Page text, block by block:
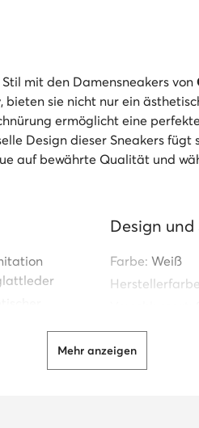
mit den Damensneakers von
, bieten sie nicht nur ein
ermöglicht eine perfekte
Design dieser Sneakers fügt
auf bewährte Qualität und
Design und
Farbe: Weiß
Schuhspitze:
Absatz:
Bestimmung:
Mehr anzeigen